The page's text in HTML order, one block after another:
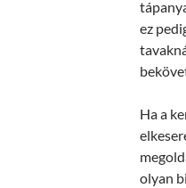
ez
Ha a
olyan